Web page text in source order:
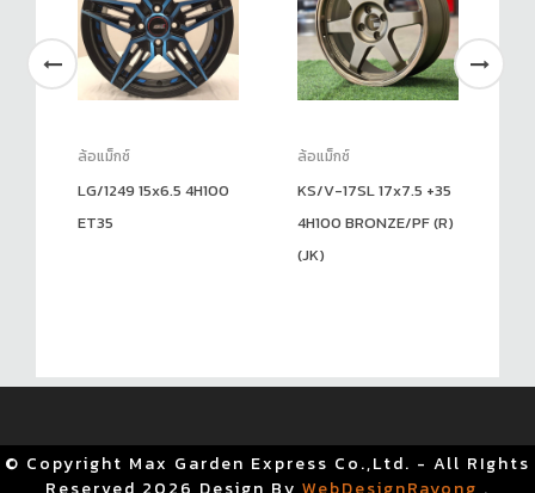
ล้อแม็กซ์
LG/1249 15x6.5 4H100
ET35
ล้อแม็กซ์
KS/V-17SL 17x7.5 +35
4H100 BRONZE/PF (R)
(JK)
© Copyright Max Garden Express Co.,Ltd. - All RIghts